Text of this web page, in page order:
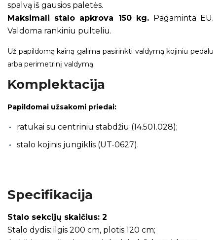
spalvą iš gausios paletės.
Maksimali stalo apkrova 150 kg.
Pagaminta EU.
Valdoma rankiniu pulteliu.
Už papildomą kainą galima pasirinkti valdymą kojiniu pedalu
arba perimetrinį valdymą.
Komplektacija
Papildomai užsakomi priedai:
ratukai su centriniu stabdžiu (14.501.028);
stalo kojinis jungiklis (UT-0627).
Specifikacija
Stalo sekcijų skaičius: 2
Stalo dydis: ilgis 200 cm, plotis 120 cm;